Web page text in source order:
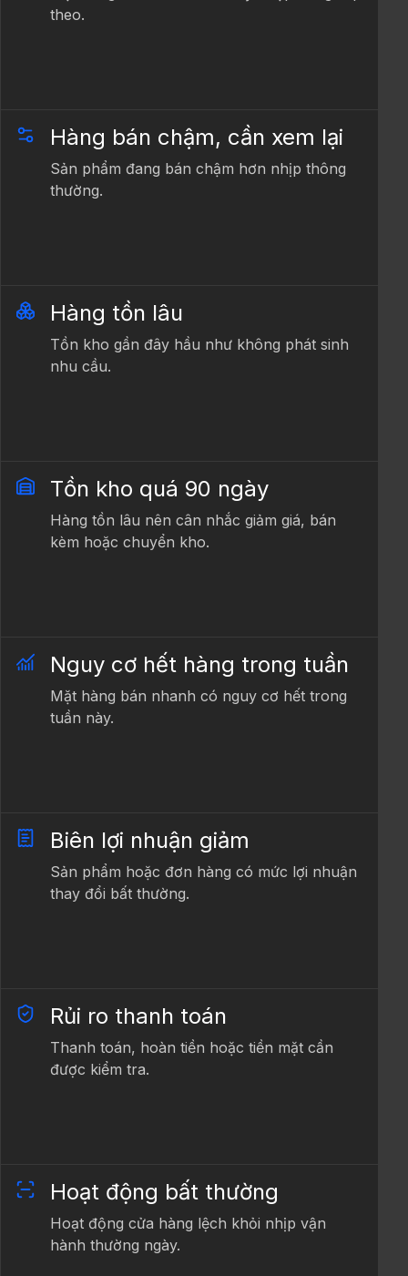
theo.
Hàng bán chậm, cần xem lại
Sản phẩm đang bán chậm hơn nhịp thông
thường.
Hàng tồn lâu
Tồn kho gần đây hầu như không phát sinh
nhu cầu.
Tồn kho quá 90 ngày
Hàng tồn lâu nên cân nhắc giảm giá, bán
kèm hoặc chuyển kho.
Nguy cơ hết hàng trong tuần
Mặt hàng bán nhanh có nguy cơ hết trong
tuần này.
Biên lợi nhuận giảm
Sản phẩm hoặc đơn hàng có mức lợi nhuận
thay đổi bất thường.
Rủi ro thanh toán
Thanh toán, hoàn tiền hoặc tiền mặt cần
được kiểm tra.
Hoạt động bất thường
Hoạt động cửa hàng lệch khỏi nhịp vận
hành thường ngày.